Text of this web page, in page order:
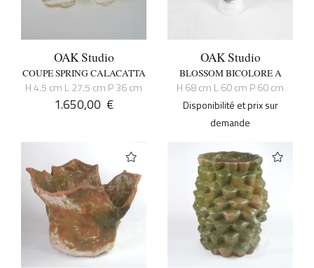
OAK Studio
COUPE SPRING CALACATTA
H 4.5 cm L 27.5 cm P 36 cm
1.650,00 €
OAK Studio
BLOSSOM BICOLORE A
H 68 cm L 60 cm P 60 cm
Disponibilité et prix sur
demande